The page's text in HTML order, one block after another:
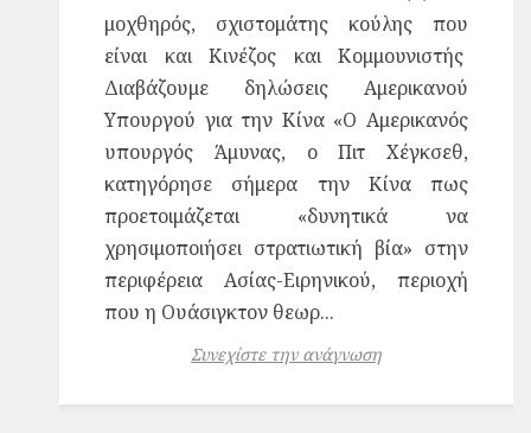
μοχθηρός, σχιστομάτης κούλης που
είναι και Κινέζος και Κομμουνιστής
Διαβάζουμε δηλώσεις Αμερικανού
Υπουργού για την Κίνα «Ο Αμερικανός
υπουργός Άμυνας, ο Πιτ Χέγκσεθ,
κατηγόρησε σήμερα την Κίνα πως
προετοιμάζεται «δυνητικά να
χρησιμοποιήσει στρατιωτική βία» στην
περιφέρεια Ασίας-Ειρηνικού, περιοχή
που η Ουάσιγκτον θεωρ...
Συνεχίστε την ανάγνωση